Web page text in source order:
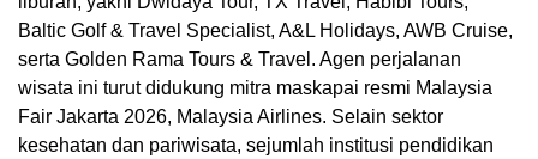
Baltic Golf & Travel Specialist, A&L Holidays, AWB Cruise,
serta Golden Rama Tours & Travel. Agen perjalanan
wisata ini turut didukung mitra maskapai resmi Malaysia
Fair Jakarta 2026, Malaysia Airlines. Selain sektor
kesehatan dan pariwisata, sejumlah institusi pendidikan